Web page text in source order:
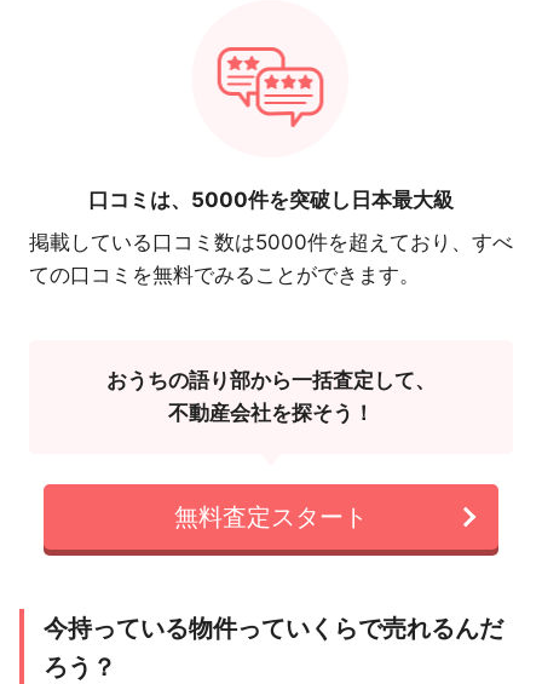
口コミは、 5000件を突破し日本最大級
掲載している口コミ数は5000件を超えており、すべ
ての口コミを無料でみることができます。
おうちの語り部から一括査定して、
不動産会社を探そう！
無料査定スタート
今持っている物件っていくらで売れるんだ
ろう？